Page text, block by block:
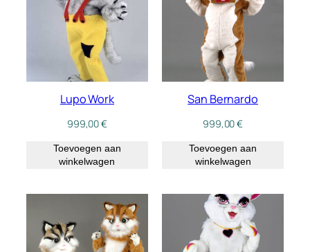
Lupo Work
999,00€
Toevoegen aan
winkelwagen
San Bernardo
999,00€
Toevoegen aan
winkelwagen